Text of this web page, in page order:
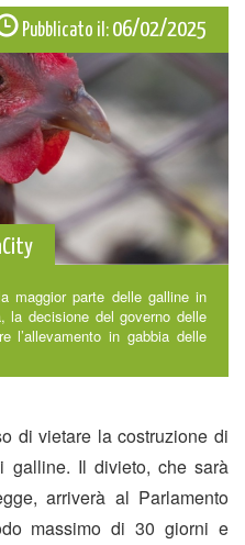
Pubblicato il: 06/02/2025
maggior parte delle galline in
la decisione del governo delle
l’allevamento in gabbia delle
di vietare la costruzione di
galline. Il divieto, che sarà
arriverà al Parlamento
massimo di 30 giorni e